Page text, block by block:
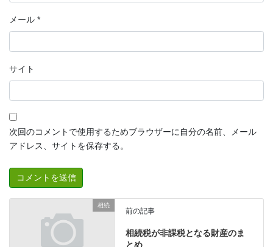
メール *
サイト
次回のコメントで使用するためブラウザーに自分の名前、メール
アドレス、サイトを保存する。
相続
前の記事
相続税が非課税となる財産のま
とめ